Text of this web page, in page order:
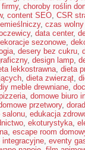
firmy, choroby roślin
, content SEO, CSR
, czas wolny
, data center,
sezonowe,
, desery bez cukru,
, design lamp,
lekkostrawna, dieta
, dieta zwierząt,
meble drewniane,
, domowe biuro
przetwory,
salonu, edukacja
, ekoturystyka,
, escape room
, eventy